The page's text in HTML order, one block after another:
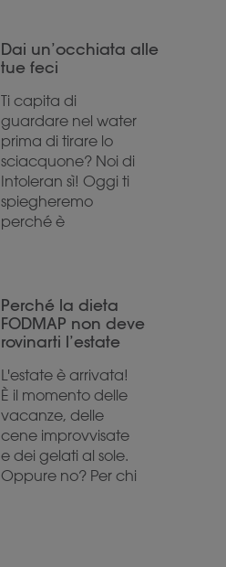
Dai un’occhiata alle
tue feci
Ti capita di
guardare nel water
prima di tirare lo
sciacquone? Noi di
Intoleran sì! Oggi ti
spiegheremo
perché è
Perché la dieta
FODMAP non deve
rovinarti l’estate
L'estate è arrivata!
È il momento delle
vacanze, delle
cene improvvisate
e dei gelati al sole.
Oppure no? Per chi